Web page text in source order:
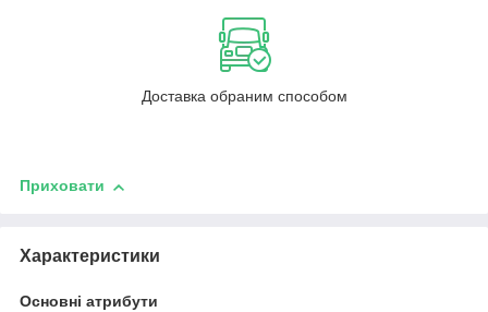
Доставка обраним способом
Приховати
Характеристики
Основні атрибути